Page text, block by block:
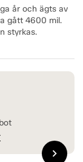
år och ägts av
gått 4600 mil.
styrkas.
chevron_right